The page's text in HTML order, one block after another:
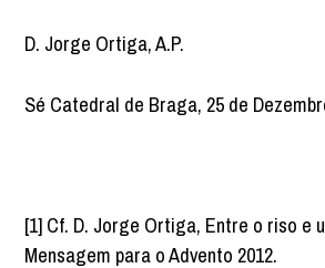
D. Jorge Ortiga, A.P.
Sé Catedral de Braga, 25 de
[1] Cf. D. Jorge Ortiga, Entre o riso e
Mensagem para o Advento 2012.